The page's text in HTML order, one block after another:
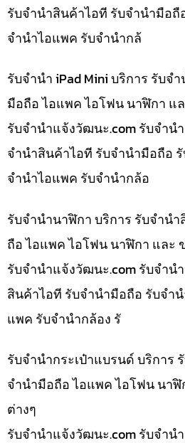
รับจำนำสินค้าไอที รับจำนำมือ
จำนำไอแพค รับจำนำกล้
รับจำนำ iPad Mini บริการ รับจ
มือถือ ไอแพค ไอโฟน นาฬิกา แ
รับจํานําแจ้งวัฒนะ.com รับจำน
จำนำสินค้าไอที รับจำนำมือถือ
จำนำไอแพค รับจำนำกล้อ
รับจำนำนาฬิกา บริการ รับจำน
ถือ ไอแพค ไอโฟน นาฬิกา และ
รับจํานําแจ้งวัฒนะ.com รับจำน
สินค้าไอที รับจำนำมือถือ รับจำ
แพค รับจำนำกล้อง รั
รับจำนำกระเป๋าแบรนด์ บริการ
จำนำมือถือ ไอแพค ไอโฟน นา
ต่างๆ
รับจํานําแจ้งวัฒนะ.com รับจำน